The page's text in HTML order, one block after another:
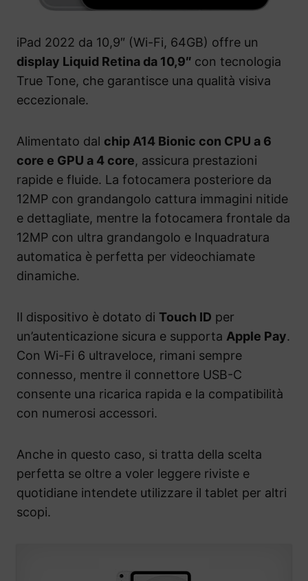
iPad 2022 da 10,9″ (Wi-Fi, 64GB) offre un
display Liquid Retina da 10,9″ con tecnologia
True Tone, che garantisce una qualità visiva
eccezionale.
Alimentato dal chip A14 Bionic con CPU a 6
core e GPU a 4 core, assicura prestazioni
rapide e fluide. La fotocamera posteriore da
12MP con grandangolo cattura immagini nitide
e dettagliate, mentre la fotocamera frontale da
12MP con ultra grandangolo e Inquadratura
automatica è perfetta per videochiamate
dinamiche.
Il dispositivo è dotato di Touch ID per
un’autenticazione sicura e supporta Apple Pay.
Con Wi-Fi 6 ultraveloce, rimani sempre
connesso, mentre il connettore USB-C
consente una ricarica rapida e la compatibilità
con numerosi accessori.
Anche in questo caso, si tratta della scelta
perfetta se oltre a voler leggere riviste e
quotidiane intendete utilizzare il tablet per altri
scopi.